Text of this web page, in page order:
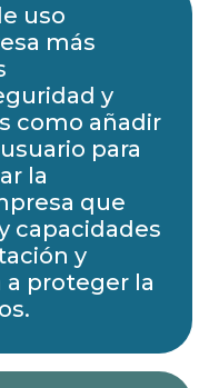
uso
más
y
como añadir
para
la
que
capacidades
y
proteger la